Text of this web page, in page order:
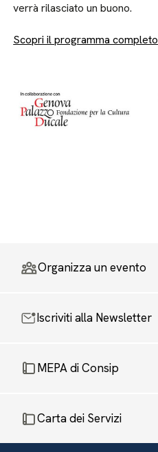
verrà rilasciato un buono.
Scopri il programma completo
Organizza un evento
Iscriviti alla Newsletter
MEPA di Consip
Carta dei Servizi